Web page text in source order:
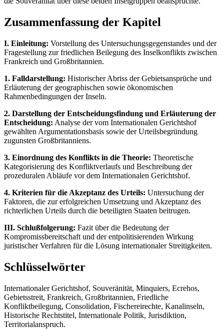
Zusammenfassung der Kapitel
I. Einleitung: Vorstellung des Untersuchungsgegenstandes und der
Fragestellung zur friedlichen Beilegung des Inselkonflikts zwischen
Frankreich und Großbritannien.
1. Falldarstellung: Historischer Abriss der Gebietsansprüche und
Erläuterung der geographischen sowie ökonomischen
Rahmenbedingungen der Inseln.
2. Darstellung der Entscheidungsfindung und Erläuterung der
Entscheidung: Analyse der vom Internationalen Gerichtshof
gewählten Argumentationsbasis sowie der Urteilsbegründung
zugunsten Großbritanniens.
3. Einordnung des Konflikts in die Theorie: Theoretische
Kategorisierung des Konfliktverlaufs und Beschreibung der
prozeduralen Abläufe vor dem Internationalen Gerichtshof.
4. Kriterien für die Akzeptanz des Urteils: Untersuchung der
Faktoren, die zur erfolgreichen Umsetzung und Akzeptanz des
richterlichen Urteils durch die beteiligten Staaten beitrugen.
III. Schlußfolgerung: Fazit über die Bedeutung der
Kompromissbereitschaft und der entpolitisierenden Wirkung
juristischer Verfahren für die Lösung internationaler Streitigkeiten.
Schlüsselwörter
Internationaler Gerichtshof, Souveränität, Minquiers, Ecrehos,
Gebietsstreit, Frankreich, Großbritannien, Friedliche
Konfliktbeilegung, Consolidation, Fischereirechte, Kanalinseln,
Historische Rechtstitel, Internationale Politik, Jurisdiktion,
Territorialanspruch.